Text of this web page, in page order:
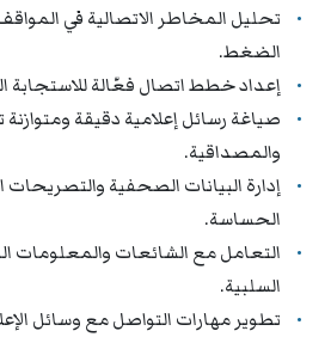
تحليل المخاطر الاتصالية في
الضغط.
إعداد خطط اتصال فعّالة للاستجابة
صياغة رسائل إعلامية دقيقة
والمصداقية.
إدارة البيانات الصحفية والتصريحات
الحساسة.
التعامل مع الشائعات والمعلومات
السلبية.
تطوير مهارات التواصل مع وسائل